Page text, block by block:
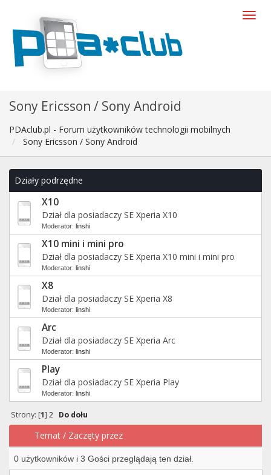
Sony Ericsson / Sony Android
PDAclub.pl - Forum użytkowników technologii mobilnych
Sony Ericsson / Sony Android
Działy podrzędne
X10
Dział dla posiadaczy SE Xperia X10
Moderator: linshi
X10 mini i mini pro
Dział dla posiadaczy SE Xperia X10 mini i mini pro
Moderator: linshi
X8
Dział dla posiadaczy SE Xperia X8
Moderator: linshi
Arc
Dział dla posiadaczy SE Xperia Arc
Moderator: linshi
Play
Dział dla posiadaczy SE Xperia Play
Moderator: linshi
Strony: [1] 2 Do dołu
Temat / Zaczęty przez
0 użytkowników i 3 Gości przeglądają ten dział.